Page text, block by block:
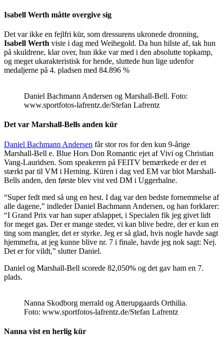
Isabell Werth måtte overgive sig
Det var ikke en fejlfri kür, som dressurens ukronede dronning,
Isabell Werth viste i dag med Weihegold. Da hun hilste af, tak hun
på skuldrene, klar over, hun ikke var med i den absolutte topkamp,
og meget ukarakteristisk for hende, sluttede hun lige udenfor
medaljerne på 4. pladsen med 84.896 %
Daniel Bachmann Andersen og Marshall-Bell. Foto:
www.sportfotos-lafrentz.de/Stefan Lafrentz
Det var Marshall-Bells anden kür
Daniel Bachmann Andersen får stor ros for den kun 9-årige
Marshall-Bell e. Blue Hors Don Romantic ejet af Vivi og Christian
Vang-Lauridsen. Som speakeren på FEITV bemærkede er der et
stærkt par til VM i Herning. Küren i dag ved EM var blot Marshall-
Bells anden, den første blev vist ved DM i Uggerhalne.
“Super fedt med så ung en hest. I dag var den bedste fornemmelse af
alle dagene,” indleder Daniel Bachmann Andersen, og han forklarer:
“I Grand Prix var han super afslappet, i Specialen fik jeg givet lidt
for meget gas. Der er mange steder, vi kan blive bedre, der er kun en
ting som mangler, det er styrke. Jeg er så glad, hvis nogle havde sagt
hjemmefra, at jeg kunne blive nr. 7 i finale, havde jeg nok sagt: Nej.
Det er for vildt,” slutter Daniel.
Daniel og Marshall-Bell scorede 82,050% og det gav ham en 7.
plads.
Nanna Skodborg merrald og Atterupgaards Orthilia.
Foto: www.sportfotos-lafrentz.de/Stefan Lafrentz
Nanna vist en herlig kür